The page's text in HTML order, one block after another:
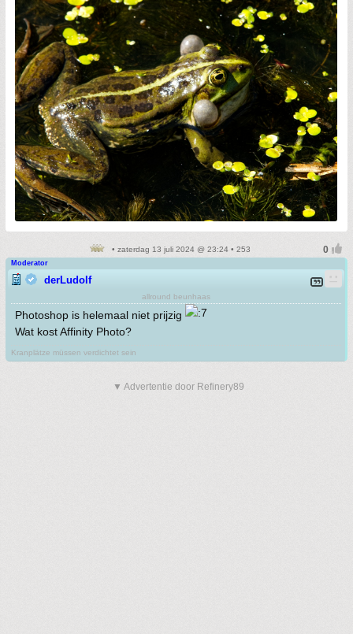
• zaterdag 13 juli 2024 @ 23:24 • 253
Moderator
derLudolf
allround beunhaas
Photoshop is helemaal niet prijzig
Wat kost Affinity Photo?
Kranplätze müssen verdichtet sein
▼ Advertentie door Refinery89